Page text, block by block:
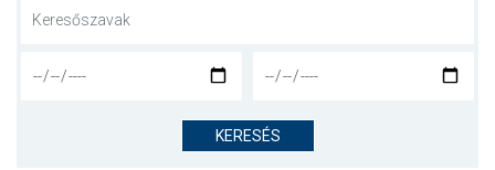
NYITÓLAP
AKADÉMIA
KERESÉS